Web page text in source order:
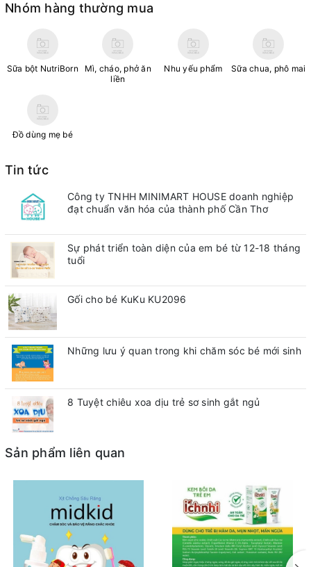
Nhóm hàng thường mua
Sữa bột NutriBorn
Mì, cháo, phở ăn
liền
Nhu yếu phẩm Sữa chua, phô mai
Đồ dùng mẹ bé
Tin tức
Công ty TNHH MINIMART HOUSE doanh nghiệp
đạt chuẩn văn hóa của thành phố Cần Thơ
Sự phát triển toàn diện của em bé từ 12-18 tháng
tuổi
Gối cho bé KuKu KU2096
Những lưu ý quan trong khi chăm sóc bé mới sinh
8 Tuyệt chiêu xoa dịu trẻ sơ sinh gắt ngủ
Sản phẩm liên quan